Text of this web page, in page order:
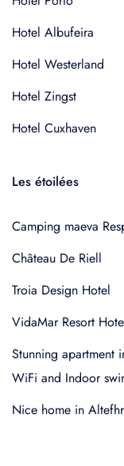
Hotel Albufeira
Hotel Westerland
Hotel Zingst
Hotel Cuxhaven
Les étoilées
Camping maeva
Château De Riell
Troia Design Hotel
VidaMar Resort
Stunning apartment
WiFi and Indoor
Nice home in